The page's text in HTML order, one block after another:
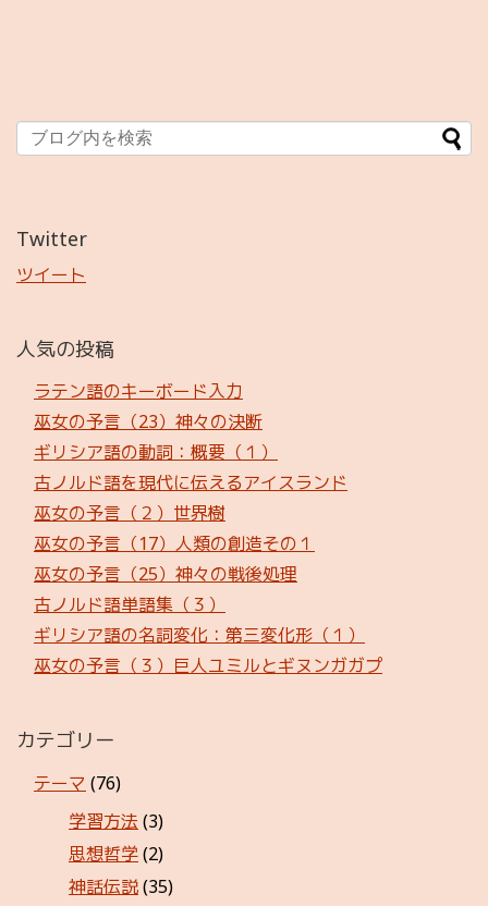
Twitter
ツイート
人気の投稿
ラテン語のキーボード入力
巫女の予言（23）神々の決断
ギリシア語の動詞：概要（１）
古ノルド語を現代に伝えるアイスランド
巫女の予言（２）世界樹
巫女の予言（17）人類の創造その１
巫女の予言（25）神々の戦後処理
古ノルド語単語集（３）
ギリシア語の名詞変化：第三変化形（１）
巫女の予言（３）巨人ユミルとギヌンガガプ
カテゴリー
テーマ (76)
学習方法 (3)
思想哲学(2)
神話伝説(35)